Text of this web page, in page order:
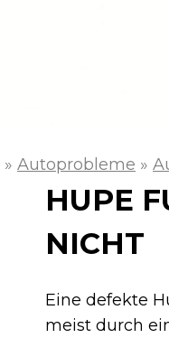
» Autoprobleme »
HUPE
NICHT
Eine defekte
meist durch